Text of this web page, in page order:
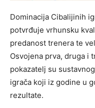
Dominacija Cibalijinih
potvrđuje vrhunsku
predanost trenera te
Osvojena prva, druga i
pokazatelj su
igrača koji iz godine u
rezultate.